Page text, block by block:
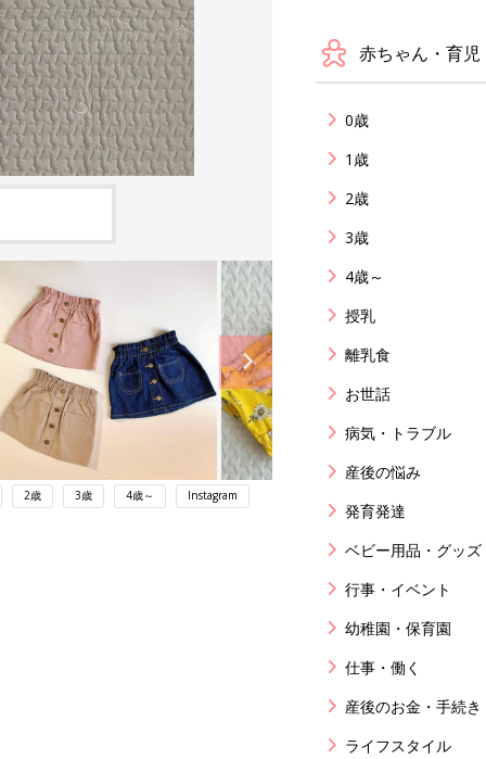
2歳 3歳 4歳～ Instagram
赤ちゃん・育児
0歳
1歳
2歳
3歳
4歳～
授乳
離乳食
お世話
病気・トラブル
産後の悩み
発育発達
ベビー用品・グッズ
行事・イベント
幼稚園・保育園
仕事・働く
産後のお金・手続き
ライフスタイル